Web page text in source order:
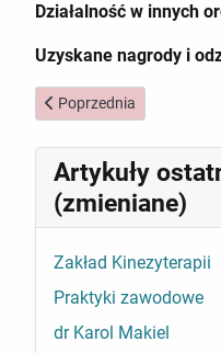
Działalność w innych
Uzyskane nagrody i
Poprzednia strona: dr
Poprzednia
Artykuły
(zmieniane)
Zakład Kinezyterapii
Praktyki zawodowe
dr Karol Makiel